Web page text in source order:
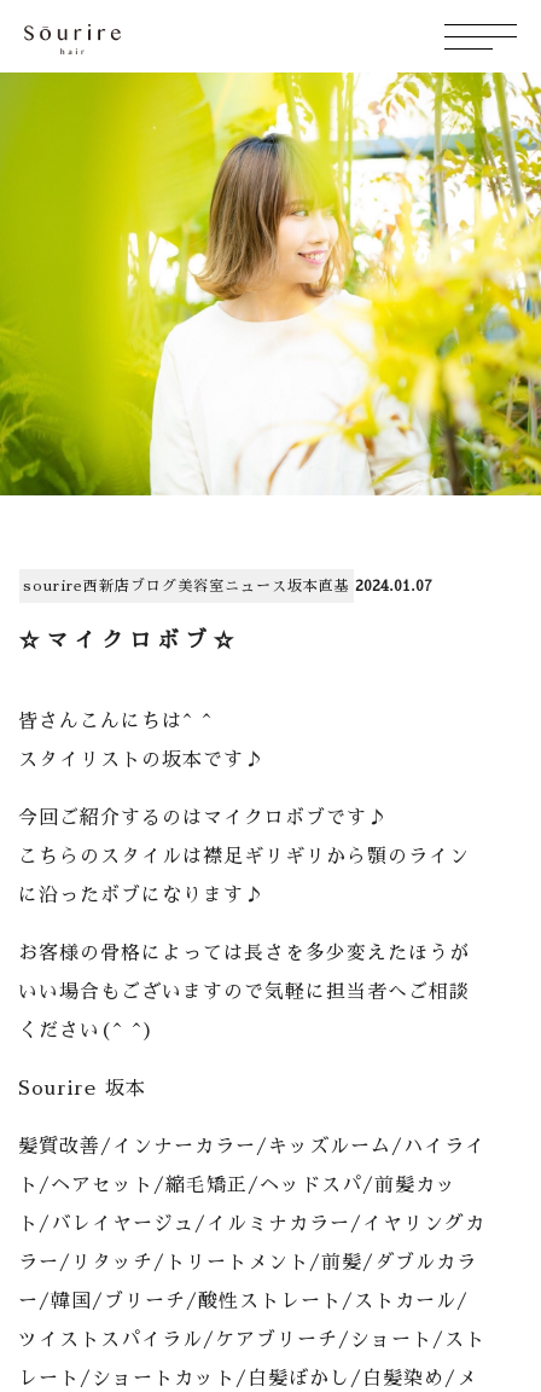
sourire西新店 ブログ美容室ニュース 坂本直基 2024.01.07
☆マイクロボブ☆
皆さんこんにちは^ ^
スタイリストの坂本です♪
今回ご紹介するのはマイクロボブです♪
こちらのスタイルは襟足ギリギリから顎のライン
に沿ったボブになります♪
お客様の骨格によっては長さを多少変えたほうが
いい場合もございますので気軽に担当者へご相談
ください(^ ^)
Sourire 坂本
髪質改善/インナーカラー/キッズルーム/ハイライ
ト/ヘアセット/縮毛矯正/ヘッドスパ/前髪カッ
ト/バレイヤージュ/イルミナカラー/イヤリングカ
ラー/リタッチ/トリートメント/前髪/ダブルカラ
ー/韓国/ブリーチ/酸性ストレート/ストカール/
ツイストスパイラル/ケアブリーチ/ショート/スト
レート/ショートカット/白髪ぼかし/白髪染め/メ